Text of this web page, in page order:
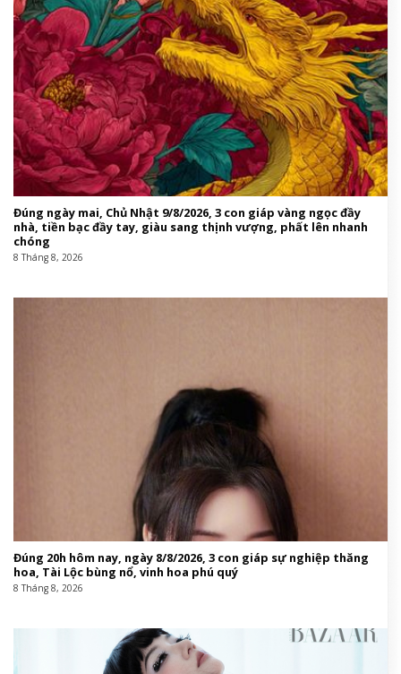
Đúng ngày mai, Chủ Nhật 9/8/2026, 3 con giáp vàng ngọc đầy
nhà, tiền bạc đầy tay, giàu sang thịnh vượng, phất lên nhanh
chóng
8 Tháng 8, 2026
Đúng 20h hôm nay, ngày 8/8/2026, 3 con giáp sự nghiệp thăng
hoa, Tài Lộc bùng nổ, vinh hoa phú quý
8 Tháng 8, 2026